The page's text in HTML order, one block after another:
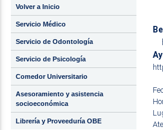
Volver a Inicio
Servicio Médico
Servicio de Odontología
Servicio de Psicología
Comedor Universitario
Asesoramiento y asistencia
socioeconómica
Librería y Proveeduría OBE